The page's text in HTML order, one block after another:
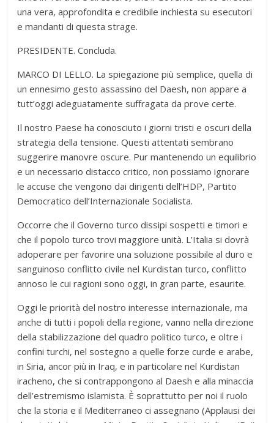
una vera, approfondita e credibile inchiesta su esecutori
e mandanti di questa strage.
PRESIDENTE. Concluda.
MARCO DI LELLO. La spiegazione più semplice, quella di
un ennesimo gesto assassino del Daesh, non appare a
tutt’oggi adeguatamente suffragata da prove certe.
Il nostro Paese ha conosciuto i giorni tristi e oscuri della
strategia della tensione. Questi attentati sembrano
suggerire manovre oscure. Pur mantenendo un equilibrio
e un necessario distacco critico, non possiamo ignorare
le accuse che vengono dai dirigenti dell’HDP, Partito
Democratico dell’Internazionale Socialista.
Occorre che il Governo turco dissipi sospetti e timori e
che il popolo turco trovi maggiore unità. L’Italia si dovrà
adoperare per favorire una soluzione possibile al duro e
sanguinoso conflitto civile nel Kurdistan turco, conflitto
annoso le cui ragioni sono oggi, in gran parte, esaurite.
Oggi le priorità del nostro interesse internazionale, ma
anche di tutti i popoli della regione, vanno nella direzione
della stabilizzazione del quadro politico turco, e oltre i
confini turchi, nel sostegno a quelle forze curde e arabe,
in Siria, ancor più in Iraq, e in particolare nel Kurdistan
iracheno, che si contrappongono al Daesh e alla minaccia
dell’estremismo islamista. È soprattutto per noi il ruolo
che la storia e il Mediterraneo ci assegnano (Applausi dei